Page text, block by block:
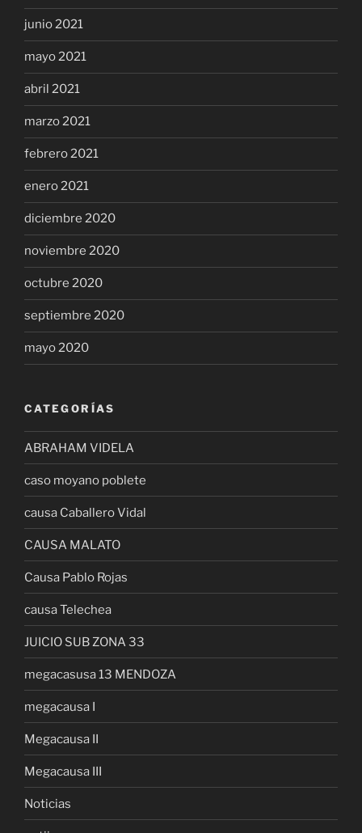
junio 2021
mayo 2021
abril 2021
marzo 2021
febrero 2021
enero 2021
diciembre 2020
noviembre 2020
octubre 2020
septiembre 2020
mayo 2020
CATEGORÍAS
ABRAHAM VIDELA
caso moyano poblete
causa Caballero Vidal
CAUSA MALATO
Causa Pablo Rojas
causa Telechea
JUICIO SUB ZONA 33
megacasusa 13 MENDOZA
megacausa I
Megacausa II
Megacausa III
Noticias